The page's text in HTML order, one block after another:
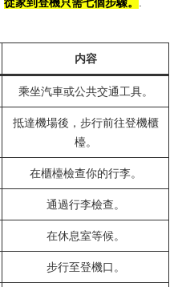
内容
乘坐汽車或公共交通工具。
抵達機場後，步行前往登機櫃
檯。
在櫃檯檢查你的行李。
通過行李檢查。
在休息室等候。
步行至登機口。